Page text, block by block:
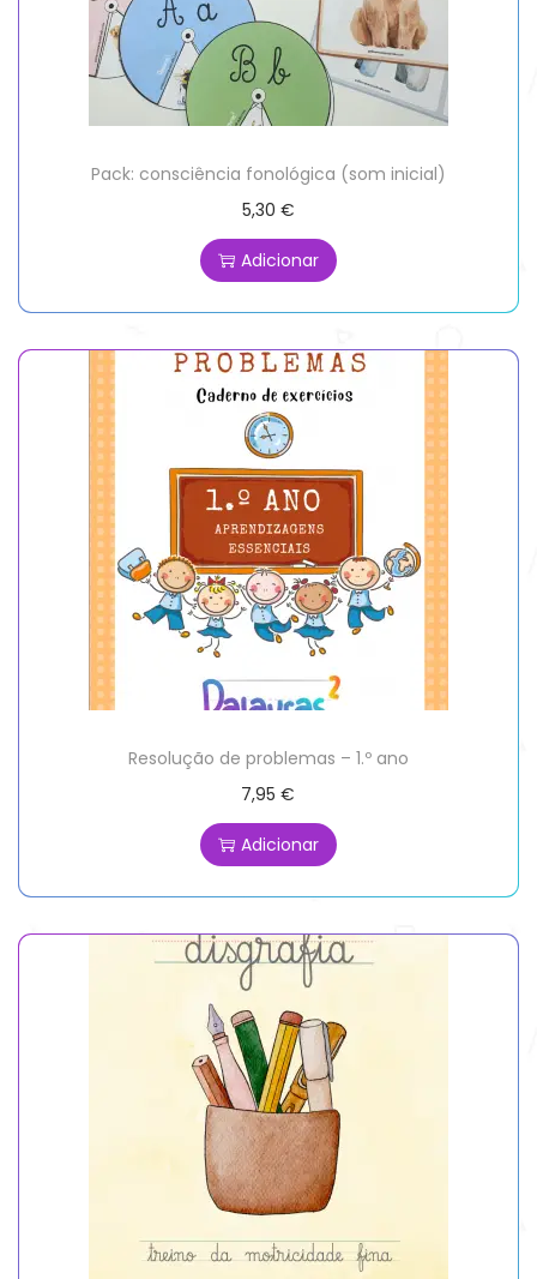
Pack: consciência fonológica (som inicial)
5,30 €
Adicionar
Resolução de problemas – 1.º ano
7,95€
Adicionar